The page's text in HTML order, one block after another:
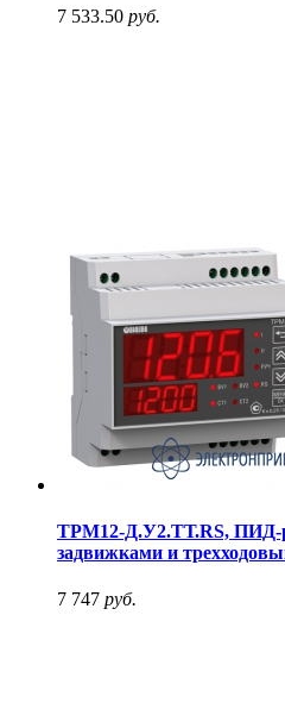
7 533.50 руб.
ТРМ12-Д.У2.ТТ.RS, ПИД-
задвижками и
7 747 руб.